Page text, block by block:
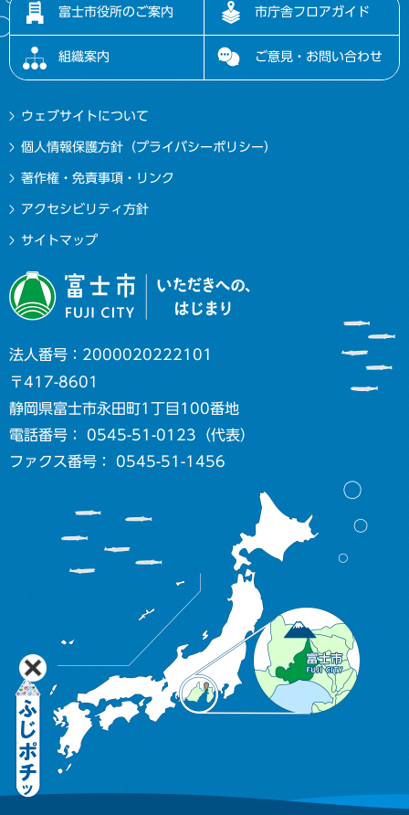
富士市役所のご案内 市庁舎フロアガイド
組織案内 ご意見・お問い合わせ
ウェブサイトについて
個人情報保護方針（プライバシーポリシー）
著作権・免責事項・リンク
アクセシビリティ方針
サイトマップ
法人番号：2000020222101
〒417-8601
静岡県富士市永田町1丁目100番地
電話番号： 0545-51-0123（代表）
ファクス番号： 0545-51-1456